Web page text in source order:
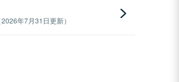
年7月31日更新）